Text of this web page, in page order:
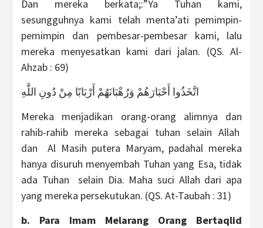
Dan mereka berkata;:”Ya Tuhan kami,
sesungguhnya kami telah menta’ati pemimpin-
pemimpin dan pembesar-pembesar kami, lalu
mereka menyesatkan kami dari jalan. (QS. Al-
Ahzab : 69)
اتَّخَذُوا أَحْبَارَهُمْ وَرُهْبَانَهُمْ أَرْبَابًا مِنْ دُونِ اللَّهِ
Mereka menjadikan orang-orang alimnya dan
rahib-rahib mereka sebagai tuhan selain Allah
dan Al Masih putera Maryam, padahal mereka
hanya disuruh menyembah Tuhan yang Esa, tidak
ada Tuhan selain Dia. Maha suci Allah dari apa
yang mereka persekutukan. (QS. At-Taubah : 31)
b. Para Imam Melarang Orang Bertaqlid